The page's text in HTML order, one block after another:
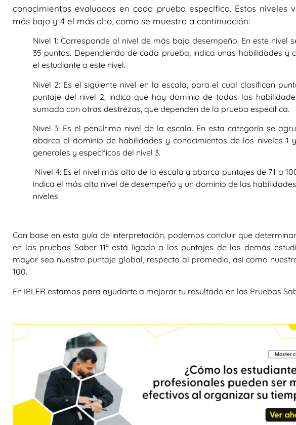
conocimientos evaluados en cada prueba específica. Estos niveles
más bajo y 4 el más alto, como se muestra a continuación:
Nivel 1: Corresponde al nivel de más bajo desempeño. En este nivel
35 puntos. Dependiendo de cada prueba, indica unas habilidades y
el estudiante a este nivel.
Nivel 2: Es el siguiente nivel en la escala, para el cual clasifican
puntaje del nivel 2, indica que hay dominio de todas las
sumada con otras destrezas, que dependen de la prueba específica.
Nivel 3: Es el penúltimo nivel de la escala. En esta categoría se
abarca el dominio de habilidades y conocimientos de los niveles 1
generales y específicos del nivel 3.
Nivel 4: Es el nivel más alto de la escala y abarca puntajes de 71 a
indica el más alto nivel de desempeño y un dominio de las
niveles.
Con base en esta guía de interpretación, podemos concluir que
en las pruebas Saber 11° está ligado a los puntajes de los demás
mayor sea nuestro puntaje global, respecto al promedio, así como
100.
En IPLER estamos para ayudarte a mejorar tu resultado en las Pruebas